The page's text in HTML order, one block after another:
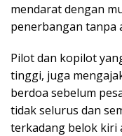
mendarat dengan
penerbangan tanpa
Pilot dan kopilot
tinggi, juga
berdoa sebelum
tidak selurus dan
terkadang belok kiri